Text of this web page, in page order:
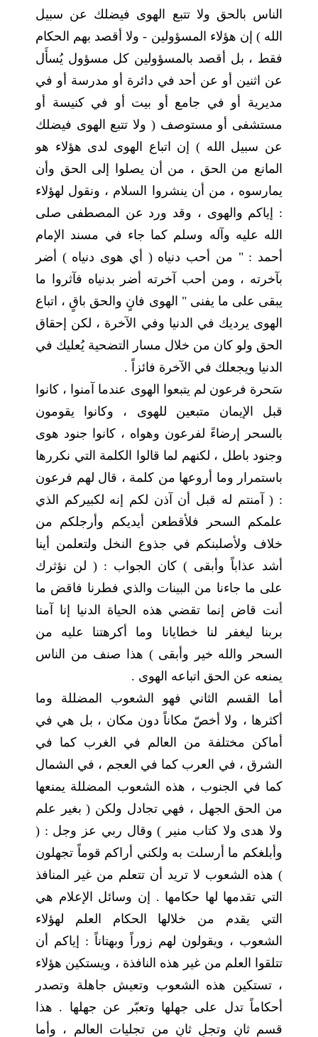
الناس بالحق ولا تتبع الهوى فيضلك عن سبيل
الله ) إن هؤلاء المسؤولين - ولا أقصد بهم الحكام
فقط ، بل أقصد بالمسؤولين كل مسؤول يُسأَل
عن اثنين أو عن أحد في دائرة أو مدرسة أو في
مديرية أو في جامع أو بيت أو في كنيسة أو
مستشفى أو مستوصف ( ولا تتبع الهوى فيضلك
عن سبيل الله ) إن اتباع الهوى لدى هؤلاء هو
المانع من الحق ، من أن يصلوا إلى الحق وأن
يمارسوه ، من أن ينشروا السلام ، ونقول لهؤلاء
: إياكم والهوى ، وقد ورد عن المصطفى صلى
الله عليه وآله وسلم كما جاء في مسند الإمام
أحمد : " من أحب دنياه ( أي هوى دنياه ) أضر
بآخرته ، ومن أحب آخرته أضر بدنياه فآثروا ما
يبقى على ما يفنى " الهوى فانٍ والحق باقٍ ، اتباع
الهوى يرديك في الدنيا وفي الآخرة ، لكن إحقاق
الحق ولو كان من خلال مسار التضحية يُعليك في
الدنيا ويجعلك في الآخرة فائزاً .
سَحرة فرعون لم يتبعوا الهوى عندما آمنوا ، كانوا
قبل الإيمان متبعين للهوى ، وكانوا يقومون
بالسحر إرضاءً لفرعون وهواه ، كانوا جنود هوى
وجنود باطل ، لكنهم لما قالوا الكلمة التي نكررها
باستمرار وما أروعها من كلمة ، قال لهم فرعون
: ( آمنتم له قبل أن آذن لكم إنه لكبيركم الذي
علمكم السحر فلأقطعن أيديكم وأرجلكم من
خلاف ولأصلبنكم في جذوع النخل ولتعلمن أينا
أشد عذاباً وأبقى ) كان الجواب : ( لن نؤثرك
على ما جاءنا من البينات والذي فطرنا فاقض ما
أنت قاض إنما تقضي هذه الحياة الدنيا إنا آمنا
بربنا ليغفر لنا خطايانا وما أكرهتنا عليه من
السحر والله خير وأبقى ) هذا صنف من الناس
يمنعه عن الحق اتباعه الهوى .
أما القسم الثاني فهو الشعوب المضللة وما
أكثرها ، ولا أخصّ مكاناً دون مكان ، بل هي في
أماكن مختلفة من العالم في الغرب كما في
الشرق ، في العرب كما في العجم ، في الشمال
كما في الجنوب ، هذه الشعوب المضللة يمنعها
من الحق الجهل ، فهي تجادل ولكن ( بغير علم
ولا هدى ولا كتاب منير ) وقال ربي عز وجل : (
وأبلغكم ما أرسلت به ولكني أراكم قوماً تجهلون
) هذه الشعوب لا تريد أن تتعلم من غير المنافذ
التي تقدمها لها حكامها . إن وسائل الإعلام هي
التي يقدم من خلالها الحكام العلم لهؤلاء
الشعوب ، ويقولون لهم زوراً وبهتاناً : إياكم أن
تتلقوا العلم من غير هذه النافذة ، ويستكين هؤلاء
، تستكين هذه الشعوب وتعيش جاهلة وتصدر
أحكاماً تدل على جهلها وتعبّر عن جهلها . هذا
قسم ثانٍ وتجلٍ ثانٍ من تجليات العالم ، وأما